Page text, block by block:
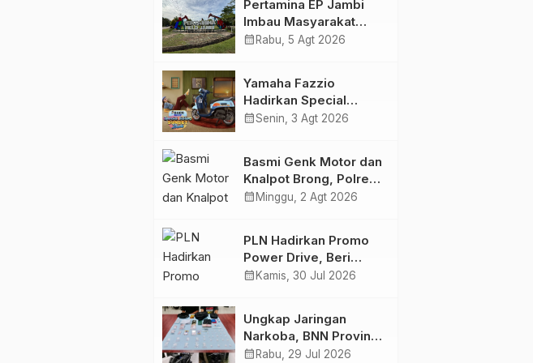
Pertamina EP Jambi
Imbau Masyarakat
Tidak Beraktivitas di
Bersama
calendar_month Rabu, 5 Agt 2026
Yamaha Fazzio
Hadirkan Special
Edition Sunset Blue,
Semakin Skena
calendar_monthSenin, 3 Agt 2026
Basmi Genk Motor dan
Knalpot Brong, Polres
Tanjab Barat Amankan
calendar_month Minggu, 2 Agt 2026
PLN Hadirkan Promo
Power Drive, Beri
Diskon Tambah Daya
calendar_month Kamis, 30 Jul 2026
Ungkap Jaringan
Narkoba, BNN Provinsi
Jambi dan Bea Cukai
calendar_month Rabu, 29 Jul 2026